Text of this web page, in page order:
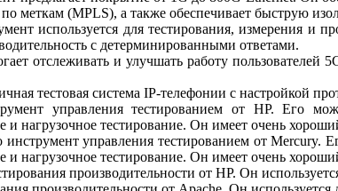
меткам (MPLS), а также обеспечивает быструю
используется для тестирования, измерения и
с детерминированными ответами.
отслеживать и улучшать работу
тестовая система IP-телефонии с настройкой
управления тестированием от HP. Его
и нагрузочное тестирование. Он имеет очень
инструмент управления тестированием от Mercury.
и нагрузочное тестирование. Он имеет очень
производительности от HP. Он